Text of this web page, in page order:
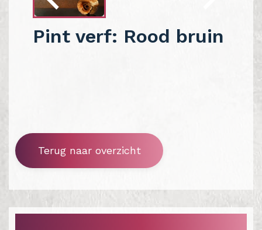
Pint verf: Rood bruin
Terug naar overzicht